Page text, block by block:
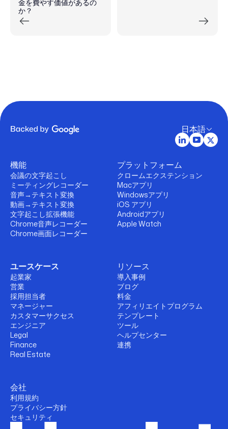
金を費やす価値があるの
か？
日本語
機能
会議の文字起こし
ミーティングレコーダー
音声→テキスト変換
動画→テキスト変換
文字起こし拡張機能
Chrome音声レコーダー
Chrome画面レコーダー
プラットフォーム
クロームエクステンション
Macアプリ
Windowsアプリ
iOS アプリ
Androidアプリ
Apple Watch
ユースケース
起業家
営業
採用担当者
マネージャー
カスタマーサクセス
エンジニア
Legal
Finance
Real Estate
リソース
導入事例
ブログ
料金
アフィリエイトプログラム
テンプレート
ツール
ヘルプセンター
連携
会社
利用規約
プライバシー方針
セキュリティ